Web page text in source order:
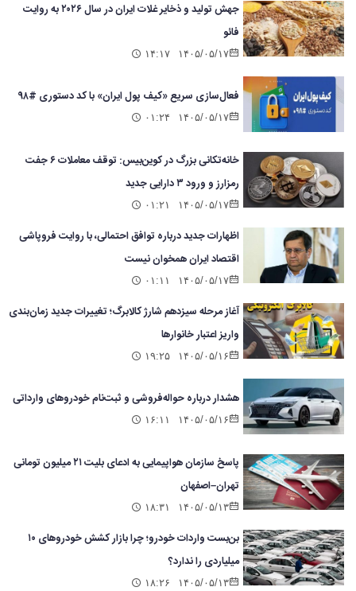
جهش تولید و ذخایر غلات ایران در سال ۲۰۲۶ به روایت
فائو
۱۴۰۵/۰۵/۱۷ ۱۴:۱۷
فعال‌سازی سریع «کیف پول ایران» با کد دستوری #۹۸
۱۴۰۵/۰۵/۱۷ ۰۱:۲۴
خانه‌تکانی بزرگ در کوین‌بیس: توقف معاملات ۶ جفت
رمزارز و ورود ۳ دارایی جدید
۱۴۰۵/۰۵/۱۷ ۰۱:۲۱
اظهارات جدید درباره توافق احتمالی، با روایت فروپاشی
اقتصاد ایران همخوان نیست
۱۴۰۵/۰۵/۱۷ ۰۱:۱۱
آغاز مرحله سیزدهم شارژ کالابرگ؛ تغییرات جدید زمان‌بندی
واریز اعتبار خانوارها
۱۴۰۵/۰۵/۱۶ ۱۹:۲۵
هشدار درباره حواله‌فروشی و ثبت‌نام خودروهای وارداتی
۱۴۰۵/۰۵/۱۶ ۱۶:۱۱
پاسخ سازمان هواپیمایی به ادعای بلیت ۲۱ میلیون تومانی
تهران–اصفهان
۱۴۰۵/۰۵/۱۳ ۱۸:۳۱
بن‌بست واردات خودرو؛ چرا بازار کشش خودروهای ۱۰
میلیاردی را ندارد؟
۱۴۰۵/۰۵/۱۳ ۱۸:۲۶